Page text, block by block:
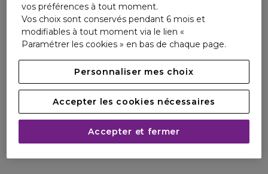
vos préférences à tout moment.
Vos choix sont conservés pendant 6 mois et
modifiables à tout moment via le lien «
Paramétrer les cookies » en bas de chaque page.
Personnaliser mes choix
Accepter les cookies nécessaires
Accepter et fermer